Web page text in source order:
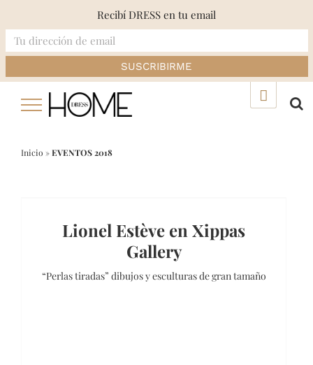
Inicio »EVENTOS 2018
Lionel Estève en Xippas
Gallery
“Perlas tiradas” dibujos y esculturas de gran tamaño
Recibí DRESS en tu email